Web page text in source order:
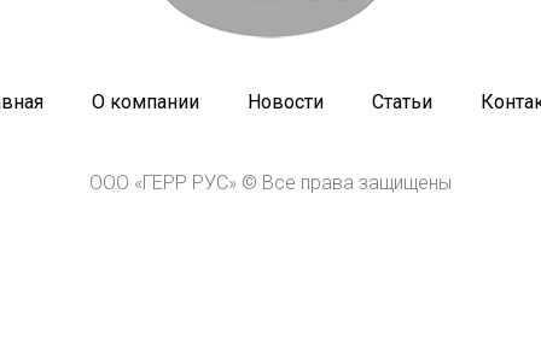
О компании Новости Статьи
ООО «ГЕРР РУС» © Все права защищены